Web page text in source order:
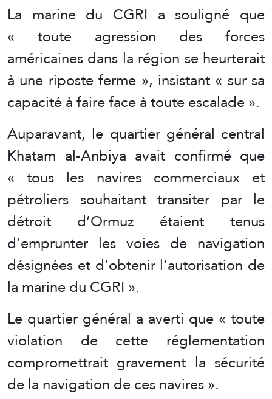
La marine du CGRI a souligné que
« toute agression des forces
américaines dans la région se heurterait
à une riposte ferme », insistant « sur sa
capacité à faire face à toute escalade ».
Auparavant, le quartier général central
Khatam al-Anbiya avait confirmé que
« tous les navires commerciaux et
pétroliers souhaitant transiter par le
détroit d’Ormuz étaient tenus
d’emprunter les voies de navigation
désignées et d’obtenir l’autorisation de
la marine du CGRI ».
Le quartier général a averti que « toute
violation de cette réglementation
compromettrait gravement la sécurité
de la navigation de ces navires ».